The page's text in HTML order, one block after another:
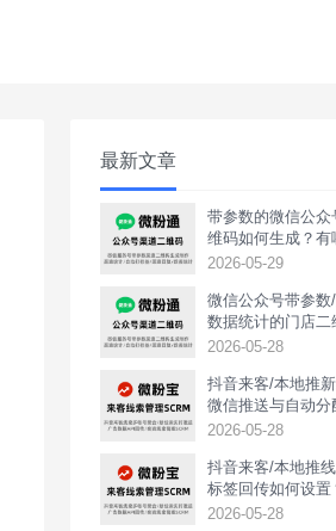
最新文章
带参数的微信公众
维码如何生成？有
用途？
2026-05-29
微信公众号带参数
数据统计的门店二
如何生成？
2026-05-28
抖音来客/本地推
微信推送与自动分
何实现？
2026-05-28
抖音来客/本地推
标签回传如何设置
2026-05-28